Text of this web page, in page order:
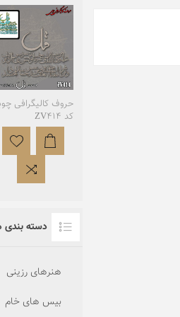
حروف کالیگرافی
کد ZV414
دسته بندی
هنرهای رزینی
بیس های خام